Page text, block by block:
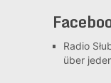
Radio
über